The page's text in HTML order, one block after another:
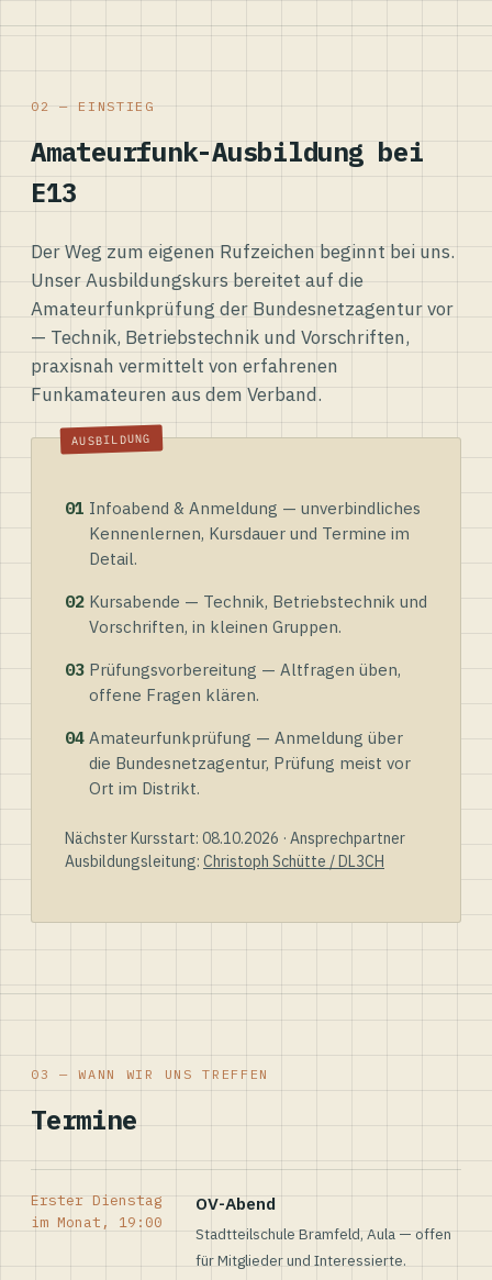
02 — EINSTIEG
Amateurfunk-Ausbildung bei
E13
Der Weg zum eigenen Rufzeichen beginnt bei uns.
Unser Ausbildungskurs bereitet auf die
Amateurfunkprüfung der Bundesnetzagentur vor
— Technik, Betriebstechnik und Vorschriften,
praxisnah vermittelt von erfahrenen
Funkamateuren aus dem Verband.
01 Infoabend & Anmeldung — unverbindliches
Kennenlernen, Kursdauer und Termine im
Detail.
02 Kursabende — Technik, Betriebstechnik und
Vorschriften, in kleinen Gruppen.
03 Prüfungsvorbereitung — Altfragen üben,
offene Fragen klären.
04 Amateurfunkprüfung — Anmeldung über
die Bundesnetzagentur, Prüfung meist vor
Ort im Distrikt.
Nächster Kursstart: 08.10.2026 · Ansprechpartner
Ausbildungsleitung: Christoph Schütte / DL3CH
03 — WANN WIR UNS TREFFEN
Termine
Erster Dienstag
im Monat, 19:00
OV-Abend
Stadtteilschule Bramfeld, Aula — offen
für Mitglieder und Interessierte.